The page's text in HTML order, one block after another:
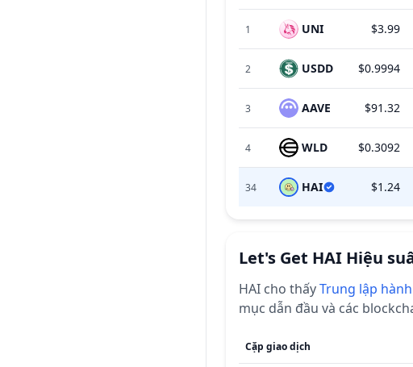
1 UNI $3.99
2 USDD $0.9994
3 AAVE $91.32
4 WLD $0.3092
34 HAI $1.24
Let's Get HAI Hiệu
HAI cho thấyTrung lập
mục dẫn đầu và các
Cặp giao dịch